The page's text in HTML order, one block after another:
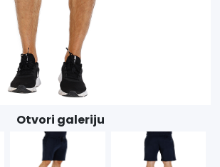
Otvori galeriju